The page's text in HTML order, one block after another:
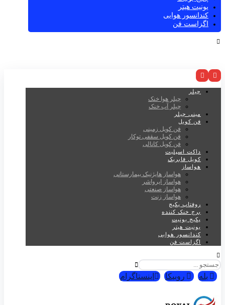
یونیت هیتر
کندانسور هوایی
اگزاست فن
چیلر
چیلر هوا خنک
چیلر آب خنک
مینی چیلر
فن کویل
فن کویل زمینی
فن کویل سقفی توکار
فن کویل کانالی
داکت اسپلیت
کویل فابریک
هواساز
هواساز هایژنیک بیمارستانی
هواساز ایرواشر
هواساز صنعتی
هواساز زنت
روفتاپ پکیج
برج خنک کننده
پکیج یونیت
یونیت هیتر
کندانسور هوایی
اگزاست فن
بله روبیکا اینستاگرام